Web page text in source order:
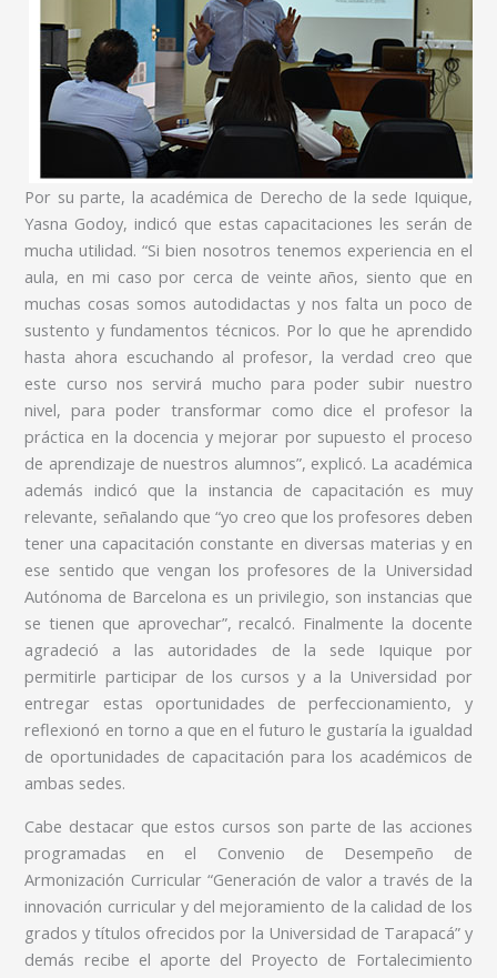
Por su parte, la académica de Derecho de la sede Iquique,
Yasna Godoy, indicó que estas capacitaciones les serán de
mucha utilidad. “Si bien nosotros tenemos experiencia en el
aula, en mi caso por cerca de veinte años, siento que en
muchas cosas somos autodidactas y nos falta un poco de
sustento y fundamentos técnicos. Por lo que he aprendido
hasta ahora escuchando al profesor, la verdad creo que
este curso nos servirá mucho para poder subir nuestro
nivel, para poder transformar como dice el profesor la
práctica en la docencia y mejorar por supuesto el proceso
de aprendizaje de nuestros alumnos”, explicó. La académica
además indicó que la instancia de capacitación es muy
relevante, señalando que “yo creo que los profesores deben
tener una capacitación constante en diversas materias y en
ese sentido que vengan los profesores de la Universidad
Autónoma de Barcelona es un privilegio, son instancias que
se tienen que aprovechar”, recalcó. Finalmente la docente
agradeció a las autoridades de la sede Iquique por
permitirle participar de los cursos y a la Universidad por
entregar estas oportunidades de perfeccionamiento, y
reflexionó en torno a que en el futuro le gustaría la igualdad
de oportunidades de capacitación para los académicos de
ambas sedes.
Cabe destacar que estos cursos son parte de las acciones
programadas en el Convenio de Desempeño de
Armonización Curricular “Generación de valor a través de la
innovación curricular y del mejoramiento de la calidad de los
grados y títulos ofrecidos por la Universidad de Tarapacá” y
demás recibe el aporte del Proyecto de Fortalecimiento